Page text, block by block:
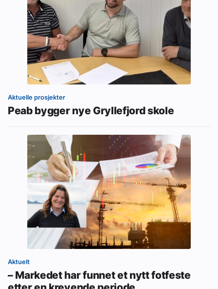
Aktuelle prosjekter
Peab bygger nye Gryllefjord skole
Aktuelt
– Markedet har funnet et nytt fotfeste